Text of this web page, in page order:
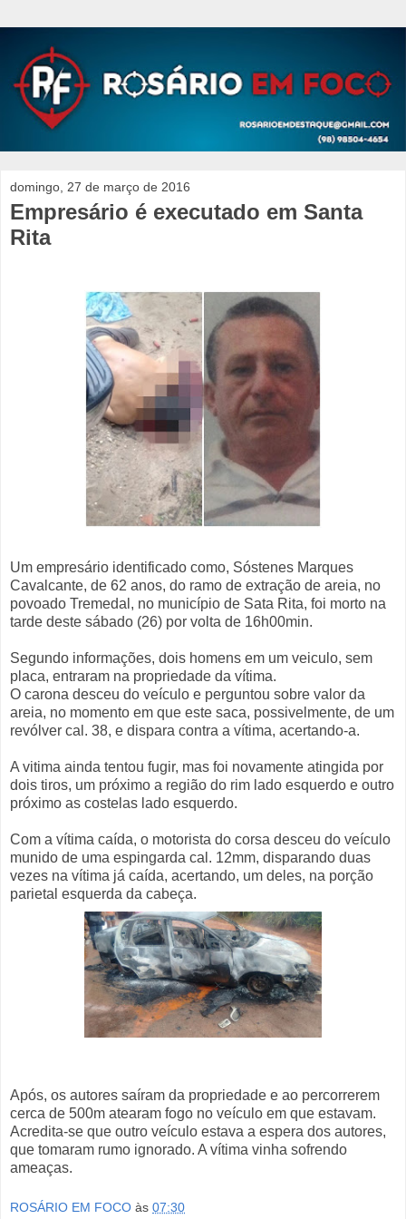
domingo, 27 de março de 2016
Empresário é executado em Santa
Rita
Um empresário identificado como, Sóstenes Marques
Cavalcante, de 62 anos, do ramo de extração de areia, no
povoado Tremedal, no município de Sata Rita, foi morto na
tarde deste sábado (26) por volta de 16h00min.
Segundo informações, dois homens em um veiculo, sem
placa, entraram na propriedade da vítima.
O carona desceu do veículo e perguntou sobre valor da
areia, no momento em que este saca, possivelmente, de um
revólver cal. 38, e dispara contra a vítima, acertando-a.
A vitima ainda tentou fugir, mas foi novamente atingida por
dois tiros, um próximo a região do rim lado esquerdo e outro
próximo as costelas lado esquerdo.
Com a vítima caída, o motorista do corsa desceu do veículo
munido de uma espingarda cal. 12mm, disparando duas
vezes na vítima já caída, acertando, um deles, na porção
parietal esquerda da cabeça.
Após, os autores saíram da propriedade e ao percorrerem
cerca de 500m atearam fogo no veículo em que estavam.
Acredita-se que outro veículo estava a espera dos autores,
que tomaram rumo ignorado. A vítima vinha sofrendo
ameaças.
ROSÁRIO EM FOCO às 07:30